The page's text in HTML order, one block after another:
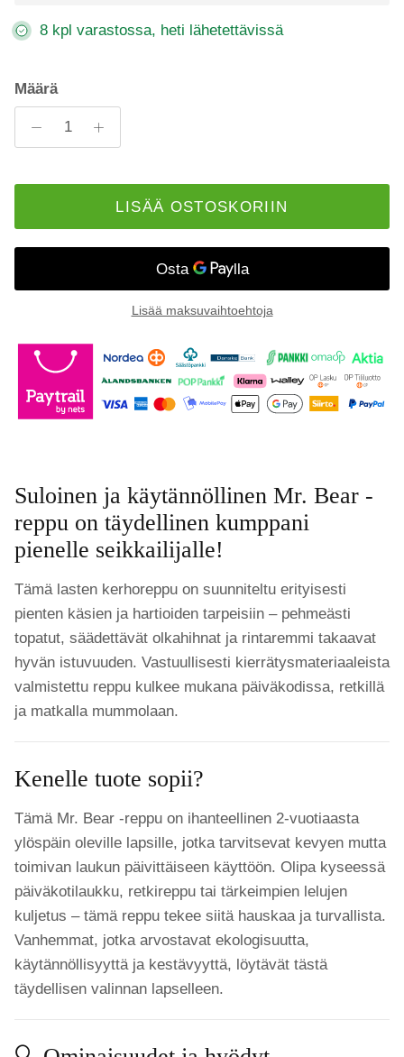
8 kpl varastossa, heti lähetettävissä
Määrä
LISÄÄ OSTOSKORIIN
Lisää maksuvaihtoehtoja
Suloinen ja käytännöllinen Mr. Bear -
reppu on täydellinen kumppani
pienelle seikkailijalle!
Tämä lasten kerhoreppu on suunniteltu erityisesti
pienten käsien ja hartioiden tarpeisiin – pehmeästi
topatut, säädettävät olkahihnat ja rintaremmi takaavat
hyvän istuvuuden. Vastuullisesti kierrätysmateriaaleista
valmistettu reppu kulkee mukana päiväkodissa, retkillä
ja matkalla mummolaan.
Kenelle tuote sopii?
Tämä Mr. Bear -reppu on ihanteellinen 2-vuotiaasta
ylöspäin oleville lapsille, jotka tarvitsevat kevyen mutta
toimivan laukun päivittäiseen käyttöön. Olipa kyseessä
päiväkotilaukku, retkireppu tai tärkeimpien lelujen
kuljetus – tämä reppu tekee siitä hauskaa ja turvallista.
Vanhemmat, jotka arvostavat ekologisuutta,
käytännöllisyyttä ja kestävyyttä, löytävät tästä
täydellisen valinnan lapselleen.